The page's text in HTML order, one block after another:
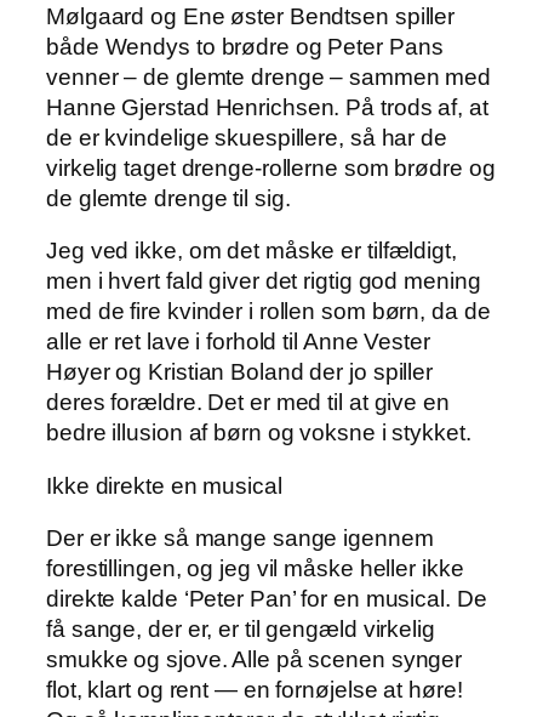
Mølgaard og Ene øster Bendtsen spiller
både Wendys to brødre og Peter Pans
venner – de glemte drenge – sammen med
Hanne Gjerstad Henrichsen. På trods af, at
de er kvindelige skuespillere, så har de
virkelig taget drenge-rollerne som brødre og
de glemte drenge til sig.
Jeg ved ikke, om det måske er tilfældigt,
men i hvert fald giver det rigtig god mening
med de fire kvinder i rollen som børn, da de
alle er ret lave i forhold til Anne Vester
Høyer og Kristian Boland der jo spiller
deres forældre. Det er med til at give en
bedre illusion af børn og voksne i stykket.
Ikke direkte en musical
Der er ikke så mange sange igennem
forestillingen, og jeg vil måske heller ikke
direkte kalde ‘Peter Pan’ for en musical. De
få sange, der er, er til gengæld virkelig
smukke og sjove. Alle på scenen synger
flot, klart og rent — en fornøjelse at høre!